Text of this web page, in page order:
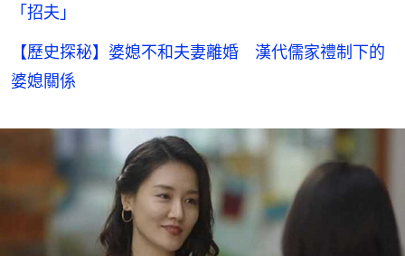
「招夫」
【歷史探秘】婆媳不和夫妻離婚 漢代儒家禮制下的
婆媳關係